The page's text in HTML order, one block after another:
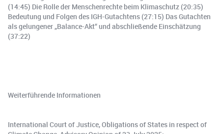
(14:45) Die Rolle der Menschenrechte beim Klimaschutz (20:35)
Bedeutung und Folgen des IGH-Gutachtens (27:15) Das Gutachten
als gelungener „Balance-Akt“ und abschließende Einschätzung
(37:22)
Weiterführende Informationen
International Court of Justice, Obligations of States in respect of